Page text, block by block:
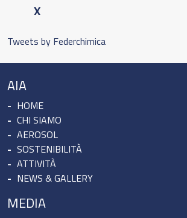
X
Tweets by Federchimica
AIA
HOME
CHI SIAMO
AEROSOL
SOSTENIBILITÀ
ATTIVITÀ
NEWS & GALLERY
MEDIA